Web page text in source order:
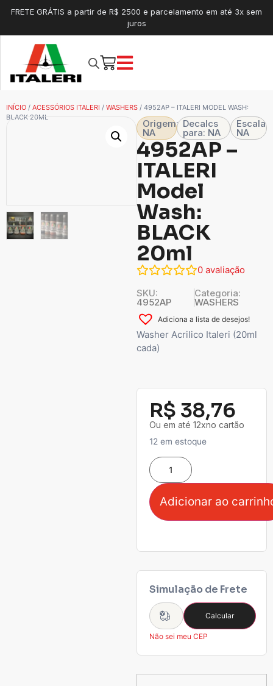
FRETE GRÁTIS a partir de R$ 2500 e parcelamento em até 3x sem
juros
INÍCIO / ACESSÓRIOS ITALERI / WASHERS / 4952AP – ITALERI MODEL WASH:
BLACK 20ML
Origem:
NA
Decalcs
para: NA
Escala
NA
4952AP –
ITALERI
Model
Wash:
BLACK
20ml
0 avaliação
SKU:
4952AP
Categoria:
WASHERS
Adiciona a lista de desejos!
Washer Acrilico Italeri (20ml
cada)
R$ 38,76
Ou em até 12xno cartão
12 em estoque
Adicionar ao
Simulação de Frete
Calcular
Não sei meu CEP